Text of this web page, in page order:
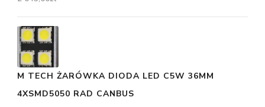
M TECH ŻARÓWKA DIODA LED C5W 36MM
4XSMD5050 RAD CANBUS